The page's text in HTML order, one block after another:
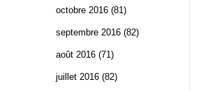
octobre 2016 (81)
septembre 2016 (82)
août 2016 (71)
juillet 2016 (82)